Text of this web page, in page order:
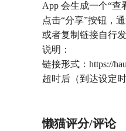
App 会生成一个“查
点击“分享”按钮，
或者复制链接自行发
说明：
链接形式：https://
超时后（到达设定
懒猫评分/评论